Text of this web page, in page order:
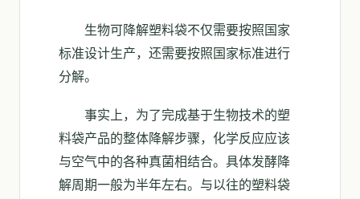
生物可降解塑料袋不仅需要按照国家
标准设计生产，还需要按照国家标准进行
分解。
事实上，为了完成基于生物技术的塑
料袋产品的整体降解步骤，化学反应应该
与空气中的各种真菌相结合。具体发酵降
解周期一般为半年左右。与以往的塑料袋